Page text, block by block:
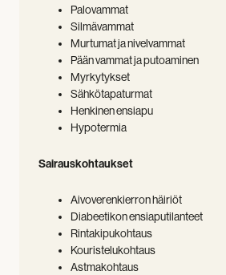
Palovammat
Silmävammat
Murtumat ja nivelvammat
Pään vammat ja putoaminen
Myrkytykset
Sähkötapaturmat
Henkinen ensiapu
Hypotermia
Sairauskohtaukset
Aivoverenkierron häiriöt
Diabeetikon ensiaputilanteet
Rintakipukohtaus
Kouristelukohtaus
Astmakohtaus